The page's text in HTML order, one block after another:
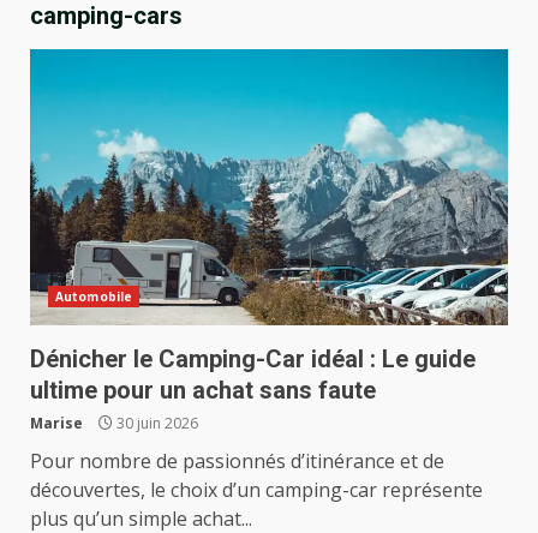
camping-cars
Automobile
Dénicher le Camping-Car idéal : Le guide
ultime pour un achat sans faute
Marise 30 juin 2026
Pour nombre de passionnés d’itinérance et de
découvertes, le choix d’un camping-car représente
plus qu’un simple achat...